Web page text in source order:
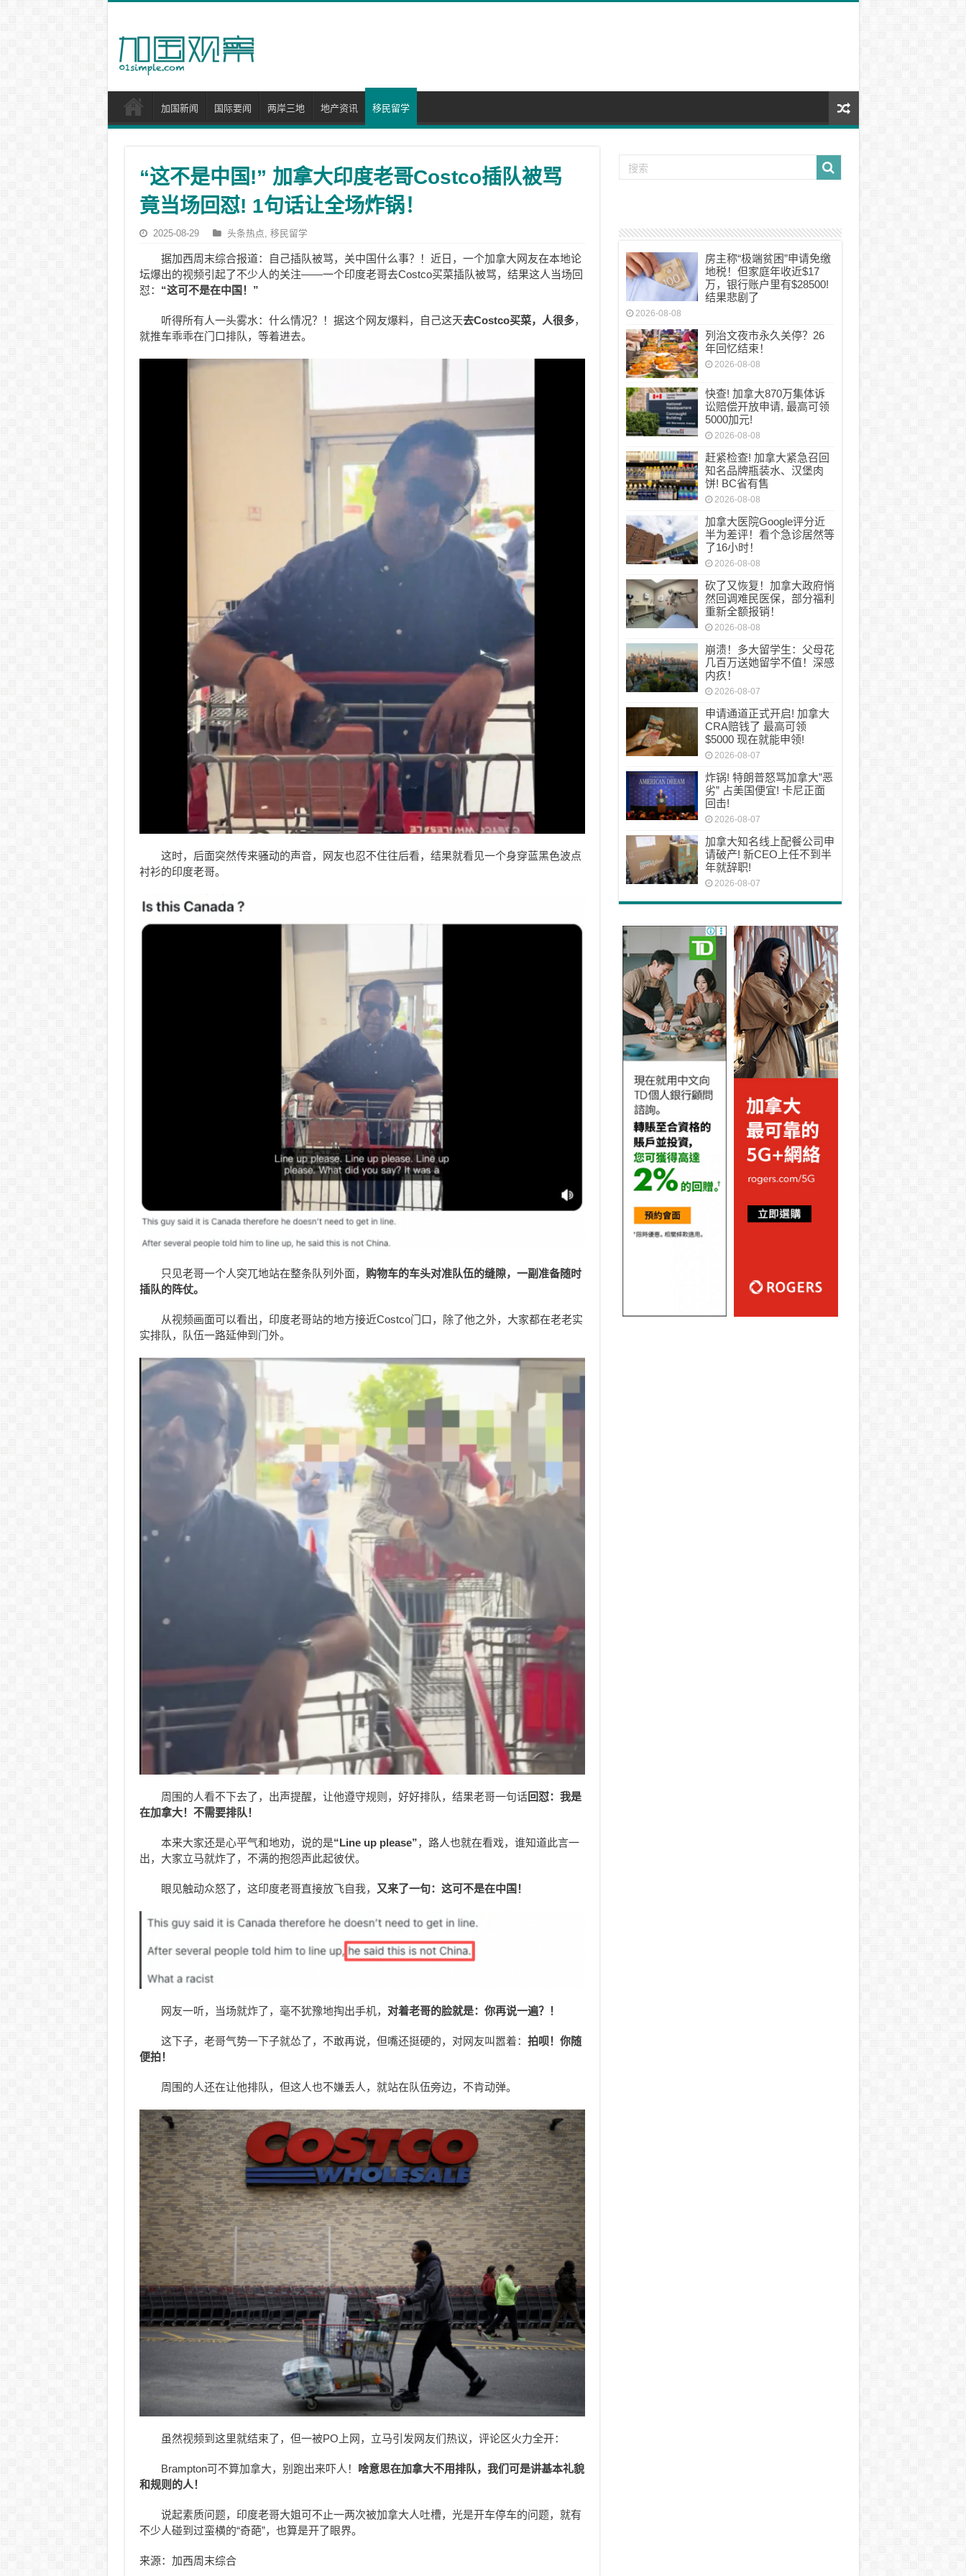
加国新闻 国际要闻 两岸三地 地产资讯 移民留学
“这不是中国!” 加拿大印度老哥Costco插队被骂
竟当场回怼! 1句话让全场炸锅！
2025-08-29 头条热点, 移民留学
据加西周末综合报道：自己插队被骂，关中国什么事？！近日，一个加拿大网友在本地论
坛爆出的视频引起了不少人的关注——一个印度老哥去Costco买菜插队被骂，结果这人当场回
怼： “这可不是在中国！”
听得所有人一头雾水：什么情况？！据这个网友爆料，自己这天去Costco买菜，人很多，
就推车乖乖在门口排队，等着进去。
这时，后面突然传来骚动的声音，网友也忍不住往后看，结果就看见一个身穿蓝黑色波点
衬衫的印度老哥。
只见老哥一个人突兀地站在整条队列外面， 购物车的车头对准队伍的缝隙，一副准备随时
插队的阵仗。
从视频画面可以看出，印度老哥站的地方接近Costco门口，除了他之外，大家都在老老实
实排队，队伍一路延伸到门外。
周围的人看不下去了，出声提醒，让他遵守规则，好好排队，结果老哥一句话回怼：我是
在加拿大！不需要排队！
本来大家还是心平气和地劝，说的是“Line up please”，路人也就在看戏，谁知道此言一
出，大家立马就炸了，不满的抱怨声此起彼伏。
眼见触动众怒了，这印度老哥直接放飞自我， 又来了一句：这可不是在中国！
网友一听，当场就炸了，毫不犹豫地掏出手机， 对着老哥的脸就是：你再说一遍？！
这下子，老哥气势一下子就怂了，不敢再说，但嘴还挺硬的，对网友叫嚣着： 拍呗！你随
便拍！
周围的人还在让他排队，但这人也不嫌丢人，就站在队伍旁边，不肯动弹。
虽然视频到这里就结束了，但一被PO上网，立马引发网友们热议，评论区火力全开：
Brampton可不算加拿大，别跑出来吓人！ 啥意思在加拿大不用排队，我们可是讲基本礼貌
和规则的人！
说起素质问题，印度老哥大姐可不止一两次被加拿大人吐槽，光是开车停车的问题，就有
不少人碰到过蛮横的“奇葩”，也算是开了眼界。
来源：加西周末综合
房主称“极端贫困”申请免缴
地税！但家庭年收近$17
万，银行账户里有$28500!
结果悲剧了
2026-08-08
列治文夜市永久关停？26
年回忆结束！
2026-08-08
快查! 加拿大870万集体诉
讼赔偿开放申请, 最高可领
5000加元!
2026-08-08
赶紧检查! 加拿大紧急召回
知名品牌瓶装水、汉堡肉
饼! BC省有售
2026-08-08
加拿大医院Google评分近
半为差评！看个急诊居然等
了16小时！
2026-08-08
砍了又恢复！加拿大政府悄
然回调难民医保，部分福利
重新全额报销！
2026-08-08
崩溃！多大留学生：父母花
几百万送她留学不值！深感
内疚！
2026-08-07
申请通道正式开启! 加拿大
CRA赔钱了 最高可领
$5000 现在就能申领!
2026-08-07
炸锅! 特朗普怒骂加拿大”恶
劣” 占美国便宜! 卡尼正面
回击!
2026-08-07
加拿大知名线上配餐公司申
请破产! 新CEO上任不到半
年就辞职!
2026-08-07